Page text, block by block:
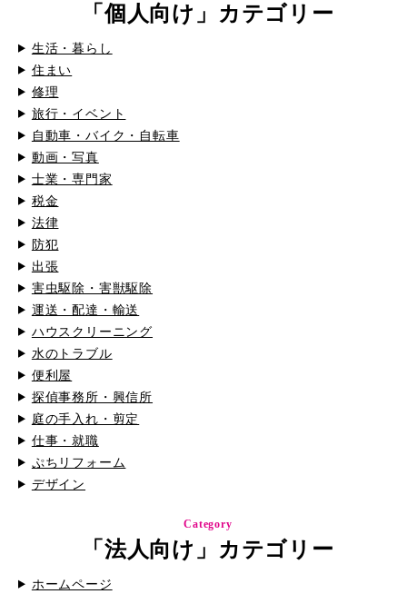
「個人向け」カテゴリー
生活・暮らし
住まい
修理
旅行・イベント
自動車・バイク・自転車
動画・写真
士業・専門家
税金
法律
防犯
出張
害虫駆除・害獣駆除
運送・配達・輸送
ハウスクリーニング
水のトラブル
便利屋
探偵事務所・興信所
庭の手入れ・剪定
仕事・就職
ぷちリフォーム
デザイン
Category
「法人向け」カテゴリー
ホームページ